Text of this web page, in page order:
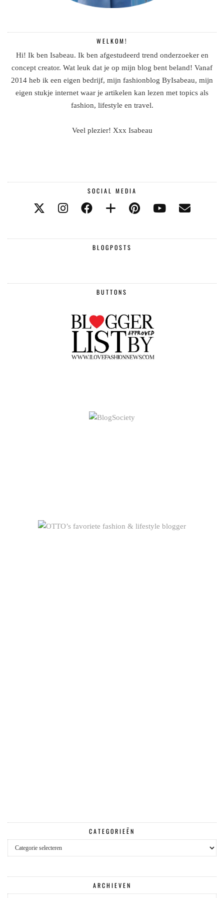
WELKOM!
Hi! Ik ben Isabeau. Ik ben afgestudeerd trend onderzoeker en
concept creator. Wat leuk dat je op mijn blog bent beland! Vanaf
2014 heb ik een eigen bedrijf, mijn fashionblog ByIsabeau, mijn
eigen stukje internet waar je artikelen kan lezen met topics als
fashion, lifestyle en travel.
Veel plezier! Xxx Isabeau
SOCIAL MEDIA
BLOGPOSTS
BUTTONS
CATEGORIEËN
Categorieën
ARCHIEVEN